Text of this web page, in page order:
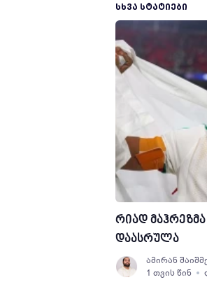
ᲡᲮᲕᲐ ᲡᲢᲐᲢᲘᲔᲑᲘ
რიად
დაასრულა
ამირან
1 თვის წინ